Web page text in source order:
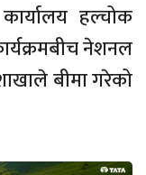
हल्चोक
नेशनल
बीमा गरेको